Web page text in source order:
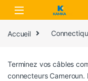
Skip to navigation
Skip to content
Accueil
Terminez vos câbles
connecteurs